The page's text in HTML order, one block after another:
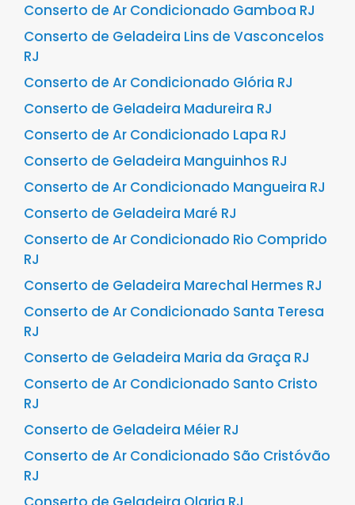
Conserto de Ar Condicionado Gamboa RJ
Conserto de Geladeira Lins de Vasconcelos
RJ
Conserto de Ar Condicionado Glória RJ
Conserto de Geladeira Madureira RJ
Conserto de Ar Condicionado Lapa RJ
Conserto de Geladeira Manguinhos RJ
Conserto de Ar Condicionado Mangueira RJ
Conserto de Geladeira Maré RJ
Conserto de Ar Condicionado Rio Comprido
RJ
Conserto de Geladeira Marechal Hermes RJ
Conserto de Ar Condicionado Santa Teresa
RJ
Conserto de Geladeira Maria da Graça RJ
Conserto de Ar Condicionado Santo Cristo
RJ
Conserto de Geladeira Méier RJ
Conserto de Ar Condicionado São Cristóvão
RJ